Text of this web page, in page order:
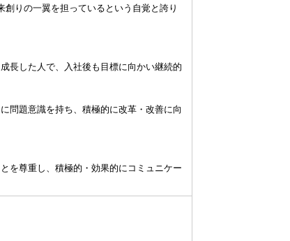
りの一翼を担っているという自覚と誇り
長した人で、入社後も目標に向かい継続的
問題意識を持ち、積極的に改革・改善に向
を尊重し、積極的・効果的にコミュニケー